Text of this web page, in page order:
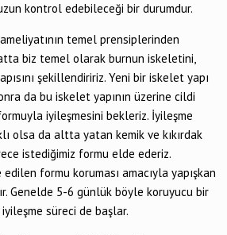
kontrol edebileceği bir durumdur.
temel prensiplerinden
biz temel olarak burnun iskeletini,
şekillendiririz. Yeni bir iskelet yapı
da bu iskelet yapının üzerine cildi
iyileşmesini bekleriz. İyileşme
olsa da altta yatan kemik ve kıkırdak
istediğimiz formu elde ederiz.
formu koruması amacıyla yapışkan
Genelde 5-6 günlük böyle koruyucu bir
süreci de başlar.